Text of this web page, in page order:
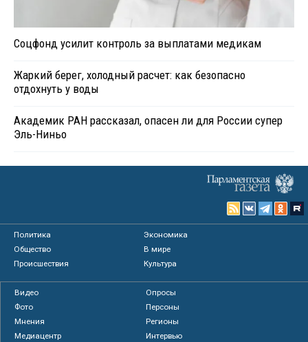
Соцфонд усилит контроль за выплатами медикам
Жаркий берег, холодный расчет: как безопасно
отдохнуть у воды
Академик РАН рассказал, опасен ли для России супер
Эль-Ниньо
Политика
Экономика
Общество
В мире
Происшествия
Культура
Видео
Опросы
Фото
Персоны
Мнения
Регионы
Медиацентр
Интервью